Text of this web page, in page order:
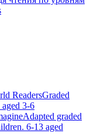
ReadersGraded
3-6
Adapted graded
6-13 aged